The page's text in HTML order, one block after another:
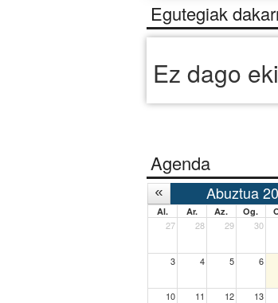
Egutegiak
Ez dago
Agenda
Abuztua
Al. Ar. Az. Og.
27 28 29 30
3 4 5 6
10 11 12 13